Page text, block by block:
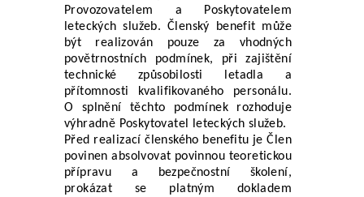
Provozovatelem a Poskytovatelem
leteckých služeb. Členský benefit může
být realizován pouze za vhodných
povětrnostních podmínek, při zajištění
technické způsobilosti letadla a
přítomnosti kvalifikovaného personálu.
O splnění těchto podmínek rozhoduje
výhradně Poskytovatel leteckých služeb.
Před realizací členského benefitu je Člen
povinen absolvovat povinnou teoretickou
přípravu a bezpečnostní školení,
prokázat se platným dokladem